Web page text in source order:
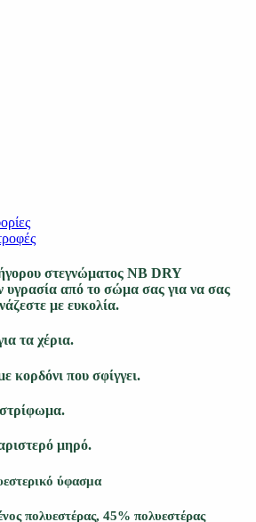
στεγνώματος NB DRY
υγρασία από το σώμα σας για να σας
με ευκολία.
τα χέρια.
κορδόνι που σφίγγει.
μηρό.
ύφασμα
πολυεστέρας, 45% πολυεστέρας